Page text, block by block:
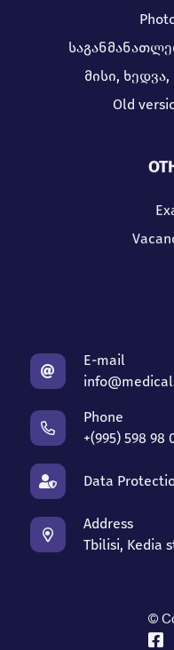
მისი,
Old
E-mail
Phone
+(995) 598 98
Data
Address
Tbilisi, Kedia
©